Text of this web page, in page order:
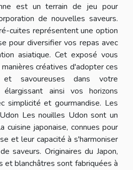
est un terrain de jeu pour
de nouvelles saveurs.
cuites représentent une option
pour diversifier vos repas avec
asiatique. Cet exposé vous
créatives d'adopter ces
et savoureuses dans votre
élargissant ainsi vos horizons
simplicité et gourmandise. Les
Les nouilles Udon sont un
cuisine japonaise, connues pour
et leur capacité à s'harmoniser
saveurs. Originaires du Japon,
et blanchâtres sont fabriquées à